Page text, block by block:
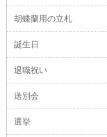
胡蝶蘭用の立札
誕生日
退職祝い
送別会
選挙